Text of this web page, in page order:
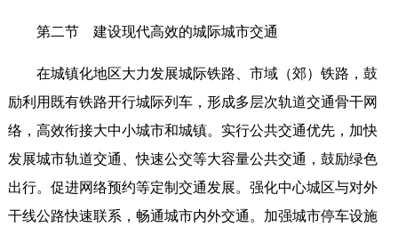
第二节 建设现代高效的城际城市交通
在城镇化地区大力发展城际铁路、市域（郊）铁路，鼓
励利用既有铁路开行城际列车，形成多层次轨道交通骨干网
络，高效衔接大中小城市和城镇。实行公共交通优先，加快
发展城市轨道交通、快速公交等大容量公共交通，鼓励绿色
出行。促进网络预约等定制交通发展。强化中心城区与对外
干线公路快速联系，畅通城市内外交通。加强城市停车设施